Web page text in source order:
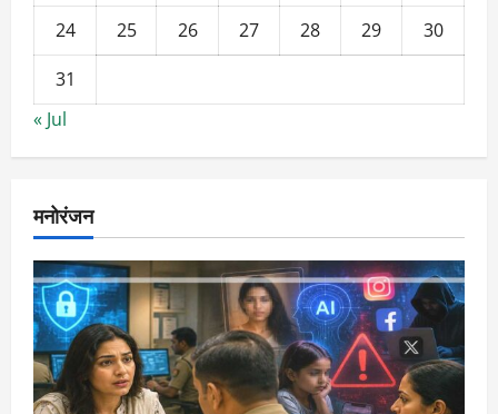
24
25 26 27 28 29
30
31
« Jul
मनोरंजन